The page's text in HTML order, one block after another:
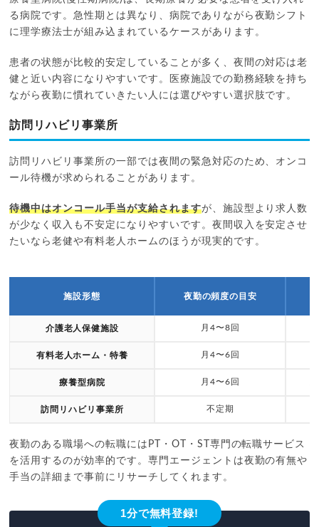
る病院です。急性期とは異なり、病院でありながら夜勤シフト
に理学療法士が組み込まれているケースがあります。
患者の状態が比較的安定していることが多く、夜間の対応は老
健と近い内容になりやすいです。医療施設での勤務経験を持ち
ながら夜勤に慣れていきたい人には選びやすい選択肢です。
訪問リハビリ事業所
訪問リハビリ事業所の一部では夜間の緊急対応のため、オンコ
ール待機が求められることがあります。
待機中はオンコール手当が支給されますが、施設型より求人数
が少なく収入も不安定になりやすいです。夜間収入を安定させ
たいなら老健や有料老人ホームのほうが現実的です。
施設形態 夜勤の頻度の目安
介護老人保健施設 月4〜8回
有料老人ホーム・特養 月4〜6回
療養型病院 月4〜6回
訪問リハビリ事業所 不定期
夜勤のある職場への転職にはPT・OT・ST専門の転職サービス
を活用するのが効率的です。専門エージェントは夜勤の有無や
手当の詳細まで事前にリサーチしてくれます。
1分で無料登録!